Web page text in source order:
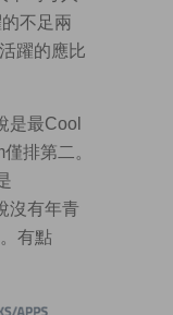
不足兩
躍的應比
是最Cool
排第二。
沒有年青
有點